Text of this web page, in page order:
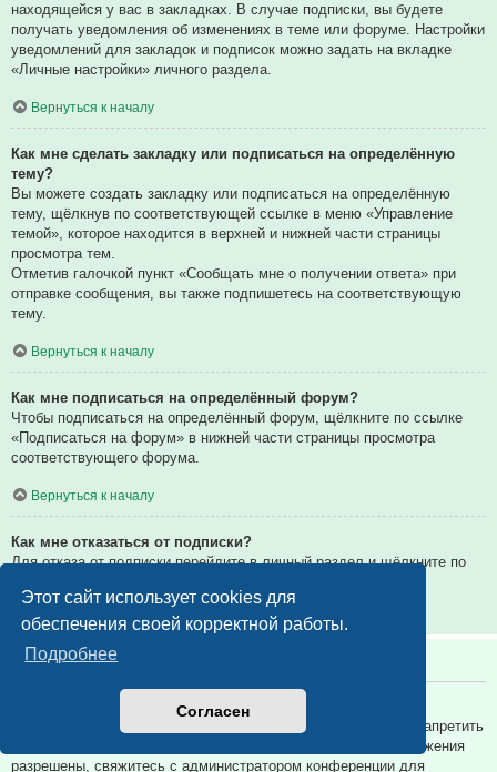
Этот сайт использует cookies для
обеспечения своей корректной работы.
Подробнее
Согласен
находящейся у вас в закладках. В случае подписки, вы будете
получать уведомления об изменениях в теме или форуме. Настройки
уведомлений для закладок и подписок можно задать на вкладке
«Личные настройки» личного раздела.
Вернуться к началу
Как мне сделать закладку или подписаться на определённую
тему?
Вы можете создать закладку или подписаться на определённую
тему, щёлкнув по соответствующей ссылке в меню «Управление
темой», которое находится в верхней и нижней части страницы
просмотра тем.
Отметив галочкой пункт «Сообщать мне о получении ответа» при
отправке сообщения, вы также подпишетесь на соответствующую
тему.
Вернуться к началу
Как мне подписаться на определённый форум?
Чтобы подписаться на определённый форум, щёлкните по ссылке
«Подписаться на форум» в нижней части страницы просмотра
соответствующего форума.
Вернуться к началу
Как мне отказаться от подписки?
Для отказа от подписки перейдите в личный раздел и щёлкните по
Вернуться к началу
Вложения
Какие вложения разрешены на этой конференции?
Администратор каждой конференции может разрешить или запретить
определённые типы вложений. Если вы не знаете, какие вложения
разрешены, свяжитесь с администратором конференции для